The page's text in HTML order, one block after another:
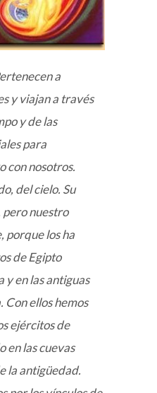
a
y viajan a través
y de las
para
con nosotros.
del cielo. Su
pero nuestro
porque los ha
de Egipto
y en las antiguas
ellos hemos
ejércitos de
en las cuevas
la antigüedad.